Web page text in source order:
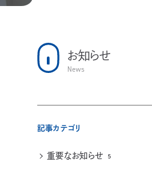
お知らせ
News
記事カテゴリ
重要なお知らせ 5